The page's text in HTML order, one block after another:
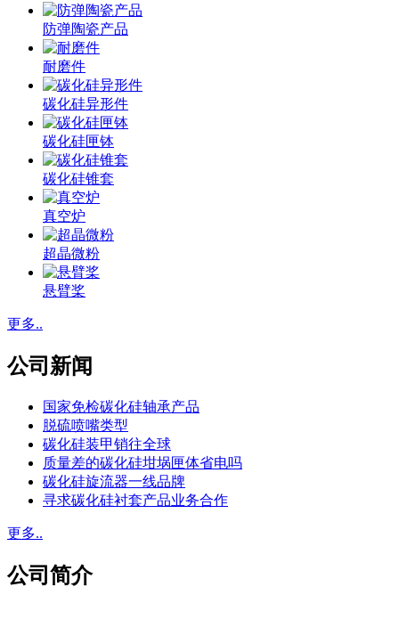
防弹陶瓷产品
耐磨件
碳化硅异形件
碳化硅匣钵
碳化硅锥套
真空炉
超晶微粉
悬臂桨
更多..
公司新闻
国家免检碳化硅轴承产品
脱硫喷嘴类型
碳化硅装甲销往全球
质量差的碳化硅坩埚匣体省电吗
碳化硅旋流器一线品牌
寻求碳化硅衬套产品业务合作
更多..
公司简介